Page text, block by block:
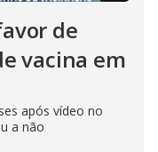
de
vacina em
após vídeo no
a não